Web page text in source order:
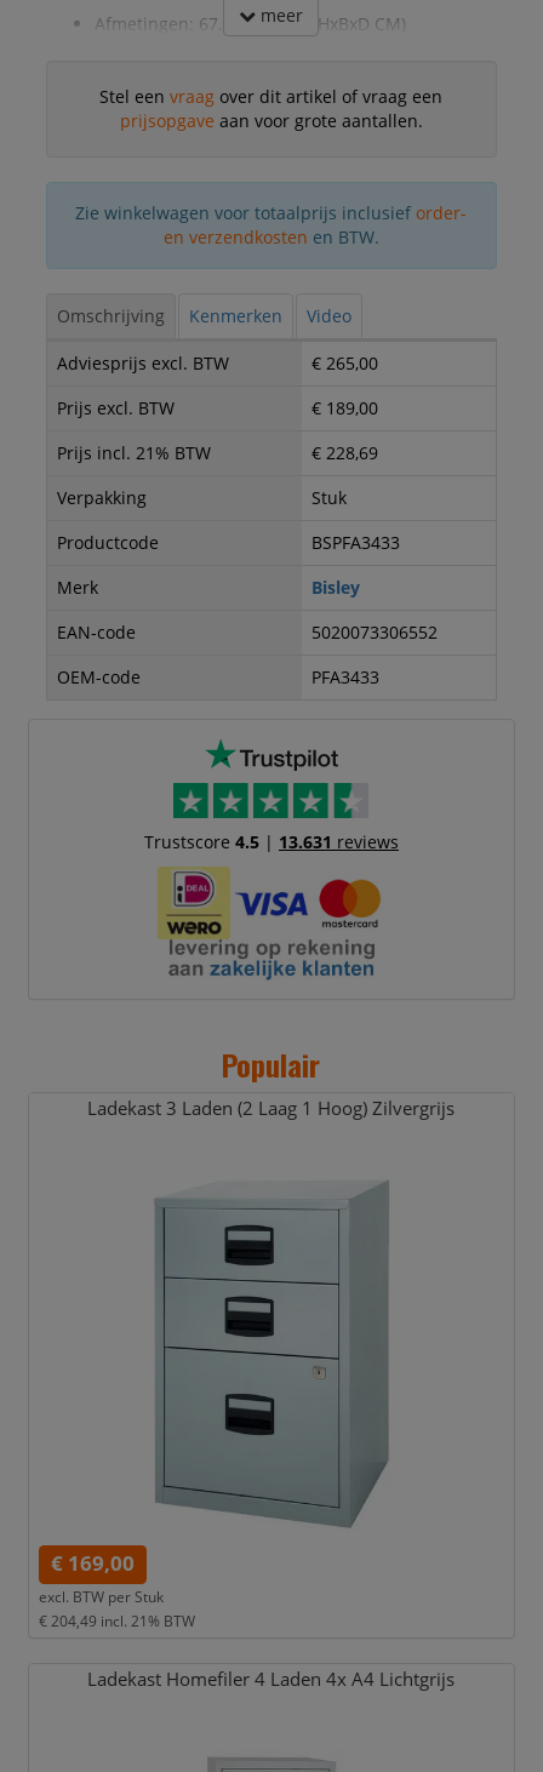
Afmetingen: 67.2x41.3x40 ( HxBxD CM)
meer
Stel eenvraag over dit artikel of vraag een
prijsopgave aan voor grote aantallen.
Zie winkelwagen voor totaalprijs inclusief order-
en verzendkosten en BTW.
Omschrijving Kenmerken Video
Adviesprijs excl. BTW
€ 265,00
Prijs excl. BTW
€ 189,00
Prijs incl. 21% BTW
€ 228,69
Verpakking
Stuk
Productcode
BSPFA3433
Merk
Bisley
EAN-code
5020073306552
OEM-code
PFA3433
Trustscore 4.5| 13.631 reviews
Populair
Ladekast 3 Laden (2 Laag 1 Hoog) Zilvergrijs
€ 169,00
excl. BTW per Stuk
€ 204,49 incl. 21% BTW
Ladekast Homefiler 4 Laden 4x A4 Lichtgrijs